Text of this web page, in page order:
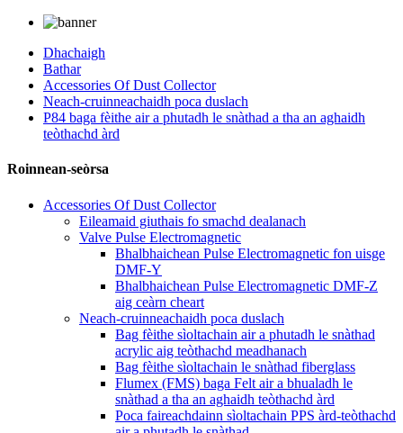
Dhachaigh
Bathar
Accessories Of Dust Collector
Neach-cruinneachaidh poca duslach
P84 baga fèithe air a phutadh le snàthad a tha an aghaidh
teòthachd àrd
Roinnean-seòrsa
Accessories Of Dust Collector
Eileamaid giuthais fo smachd dealanach
Valve Pulse Electromagnetic
Bhalbhaichean Pulse Electromagnetic fon uisge
DMF-Y
Bhalbhaichean Pulse Electromagnetic DMF-Z
aig ceàrn cheart
Neach-cruinneachaidh poca duslach
Bag fèithe sìoltachain air a phutadh le snàthad
acrylic aig teòthachd meadhanach
Bag fèithe sìoltachain le snàthad fiberglass
Flumex (FMS) baga Felt air a bhualadh le
snàthad a tha an aghaidh teòthachd àrd
Poca faireachdainn sìoltachain PPS àrd-teòthachd